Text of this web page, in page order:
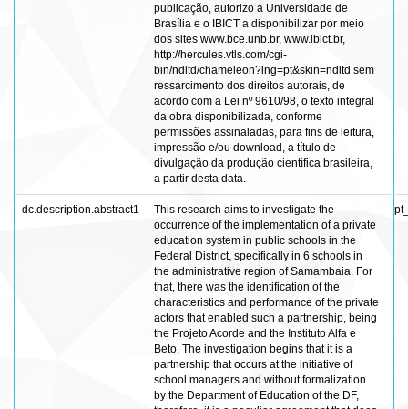
publicação, autorizo a Universidade de
Brasília e o IBICT a disponibilizar por meio
dos sites www.bce.unb.br, www.ibict.br,
http://hercules.vtls.com/cgi-
bin/ndltd/chameleon?lng=pt&skin=ndltd sem
ressarcimento dos direitos autorais, de
acordo com a Lei nº 9610/98, o texto integral
da obra disponibilizada, conforme
permissões assinaladas, para fins de leitura,
impressão e/ou download, a título de
divulgação da produção científica brasileira,
a partir desta data.
dc.description.abstract1
This research aims to investigate the
occurrence of the implementation of a private
education system in public schools in the
Federal District, specifically in 6 schools in
the administrative region of Samambaia. For
that, there was the identification of the
characteristics and performance of the private
actors that enabled such a partnership, being
the Projeto Acorde and the Instituto Alfa e
Beto. The investigation begins that it is a
partnership that occurs at the initiative of
school managers and without formalization
by the Department of Education of the DF,